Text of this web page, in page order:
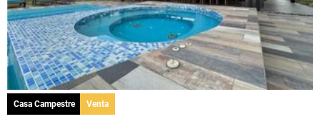
Casa Campestre Venta